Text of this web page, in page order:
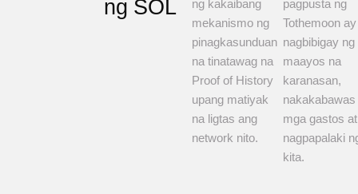
ng SOL
ng kakaibang
mekanismo ng
pinagkasunduan
na tinatawag na
Proof of History
upang matiyak
na ligtas ang
network nito.
pagpusta ng
Tothemoon ay
nagbibigay ng
maayos na
karanasan,
nakakabawas
mga gastos at
nagpapalaki
kita.